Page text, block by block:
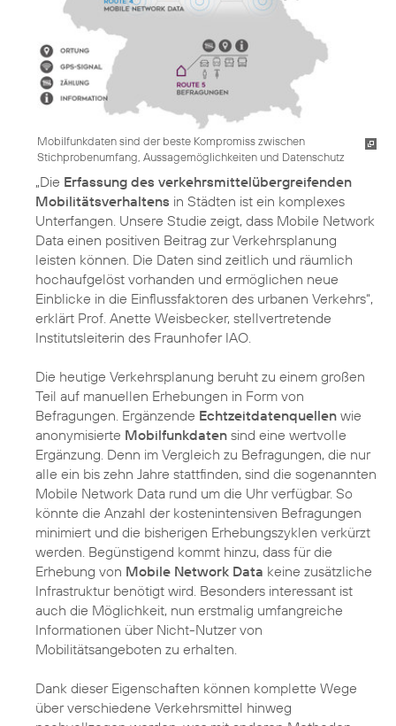
Mobilfunkdaten sind der beste Kompromiss zwischen
Stichprobenumfang, Aussagemöglichkeiten und Datenschutz
„Die Erfassung des verkehrsmittelübergreifenden
Mobilitätsverhaltens in Städten ist ein komplexes
Unterfangen. Unsere Studie zeigt, dass Mobile Network
Data einen positiven Beitrag zur Verkehrsplanung
leisten können. Die Daten sind zeitlich und räumlich
hochaufgelöst vorhanden und ermöglichen neue
Einblicke in die Einflussfaktoren des urbanen Verkehrs“,
erklärt Prof. Anette Weisbecker, stellvertretende
Institutsleiterin des Fraunhofer IAO.
Die heutige Verkehrsplanung beruht zu einem großen
Teil auf manuellen Erhebungen in Form von
Befragungen. Ergänzende Echtzeitdatenquellen wie
anonymisierte Mobilfunkdaten sind eine wertvolle
Ergänzung. Denn im Vergleich zu Befragungen, die nur
alle ein bis zehn Jahre stattfinden, sind die sogenannten
Mobile Network Data rund um die Uhr verfügbar. So
könnte die Anzahl der kostenintensiven Befragungen
minimiert und die bisherigen Erhebungszyklen verkürzt
werden. Begünstigend kommt hinzu, dass für die
Erhebung von Mobile Network Data keine zusätzliche
Infrastruktur benötigt wird. Besonders interessant ist
auch die Möglichkeit, nun erstmalig umfangreiche
Informationen über Nicht-Nutzer von
Mobilitätsangeboten zu erhalten.
Dank dieser Eigenschaften können komplette Wege
über verschiedene Verkehrsmittel hinweg